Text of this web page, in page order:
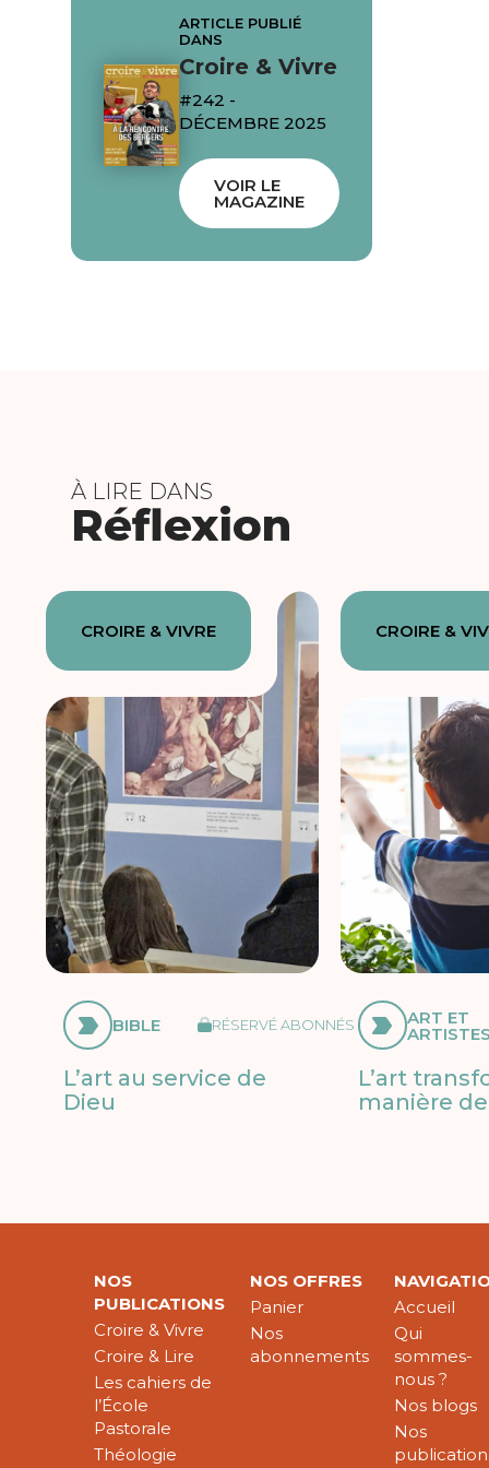
ARTICLE PUBLIÉ
DANS
Croire & Vivre
#242 -
DÉCEMBRE 2025
VOIR LE
MAGAZINE
À LIRE DANS
Réflexion
CROIRE & VIVRE
BIBLE RÉSERVÉ ABONNÉS
L’art au service de
Dieu
CROIRE &
ART ET
L’art
manière
NOS
PUBLICATIONS
Croire & Vivre
Croire & Lire
Les cahiers de
l’École
Pastorale
Théologie
NOS OFFRES
Panier
Nos
abonnements
Accueil
Qui
sommes-
nous ?
Nos blogs
Nos